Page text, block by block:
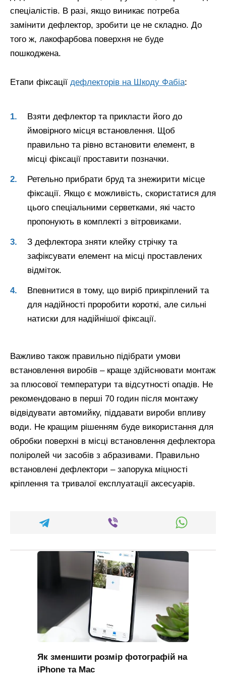
спеціалістів. В разі, якщо виникає потреба
замінити дефлектор, зробити це не складно. До
того ж, лакофарбова поверхня не буде
пошкоджена.
Етапи фіксації дефлекторів на Шкоду Фабіа:
Взяти дефлектор та прикласти його до
ймовірного місця встановлення. Щоб
правильно та рівно встановити елемент, в
місці фіксації проставити позначки.
Ретельно прибрати бруд та знежирити місце
фіксації. Якщо є можливість, скористатися для
цього спеціальними серветками, які часто
пропонують в комплекті з вітровиками.
З дефлектора зняти клейку стрічку та
зафіксувати елемент на місці проставлених
відміток.
Впевнитися в тому, що виріб прикріплений та
для надійності проробити короткі, але сильні
натиски для надійнішої фіксації.
Важливо також правильно підібрати умови
встановлення виробів – краще здійснювати монтаж
за плюсової температури та відсутності опадів. Не
рекомендовано в перші 70 годин після монтажу
відвідувати автомийку, піддавати вироби впливу
води. Не кращим рішенням буде використання для
обробки поверхні в місці встановлення дефлектора
поліролей чи засобів з абразивами. Правильно
встановлені дефлектори – запорука міцності
кріплення та тривалої експлуатації аксесуарів.
Як зменшити розмір фотографій на
iPhone та Mac